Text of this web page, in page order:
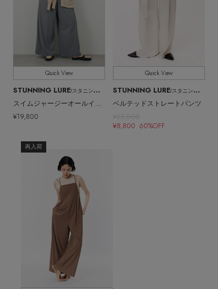
Quick View
STUNNING LURE/スタニングルアー
ベルテッドストレートパンツ
¥22,000
¥8,800 60%OFF
Quick View
STUNNING LURE/スタニングルアー
¥19,800
再入荷